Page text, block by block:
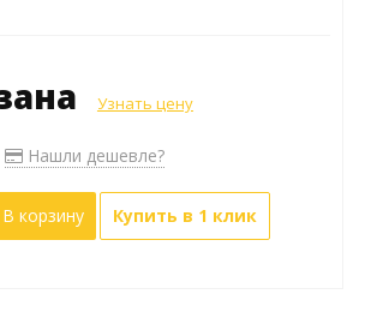
Узнать цену
Нашли дешевле?
В корзину Купить в 1 клик